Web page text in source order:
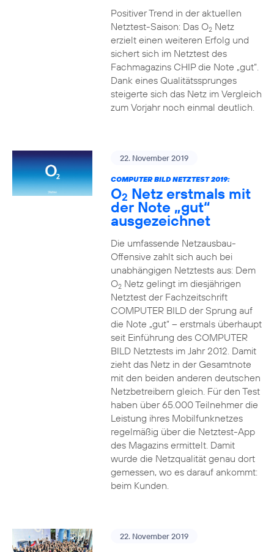
Positiver Trend in der aktuellen
Netztest-Saison: Das O2Netz
erzielt einen weiteren Erfolg und
sichert sich im Netztest des
Fachmagazins CHIP die Note „gut“.
Dank eines Qualitätssprunges
steigerte sich das Netz im Vergleich
zum Vorjahr noch einmal deutlich.
22. November 2019
COMPUTER BILD NETZTEST 2019:
O2 Netz erstmals mit
der Note „gut“
ausgezeichnet
Die umfassende Netzausbau-
Offensive zahlt sich auch bei
unabhängigen Netztests aus: Dem
O2Netz gelingt im diesjährigen
Netztest der Fachzeitschrift
COMPUTER BILD der Sprung auf
die Note „gut“ – erstmals überhaupt
seit Einführung des COMPUTER
BILD Netztests im Jahr 2012. Damit
zieht das Netz in der Gesamtnote
mit den beiden anderen deutschen
Netzbetreibern gleich. Für den Test
haben über 65.000 Teilnehmer die
Leistung ihres Mobilfunknetzes
regelmäßig über die Netztest-App
des Magazins ermittelt. Damit
wurde die Netzqualität genau dort
gemessen, wo es darauf ankommt:
beim Kunden.
22. November 2019